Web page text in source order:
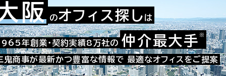
お問い合わせ番号：009-44443
阪 のオフィス探し は
年創業・契約実績8万社の 仲介最大手 ※
鬼商事が最新かつ豊富な情報で 最適なオフィスをご提案